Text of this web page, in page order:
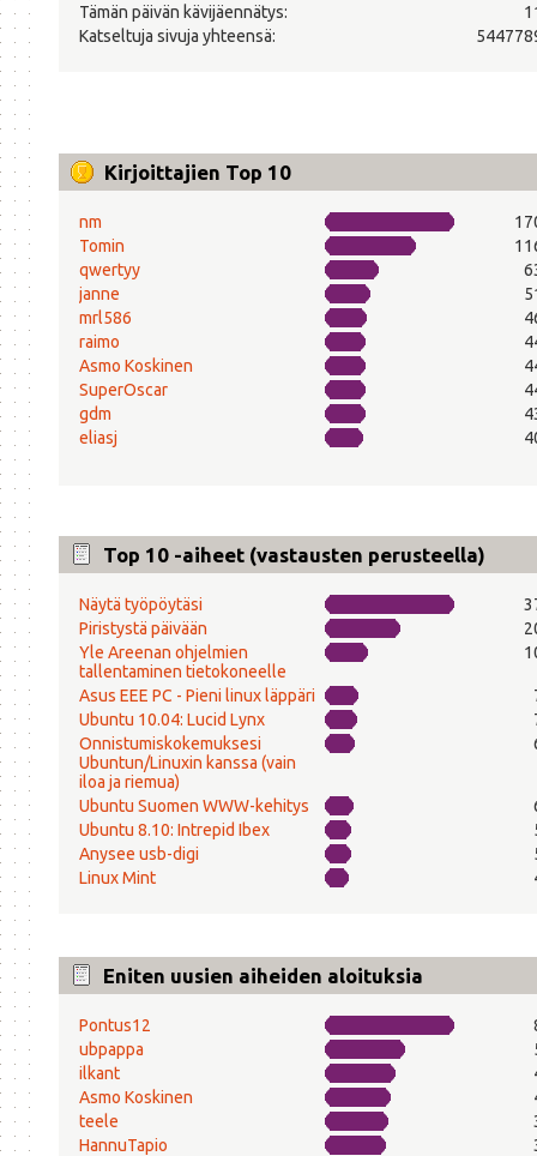
Tämän päivän kävijäennätys:
Katseltuja sivuja yhteensä:
Kirjoittajien Top 10
nm
Tomin
qwertyy
janne
mrl586
raimo
Asmo Koskinen
SuperOscar
gdm
eliasj
Top 10 -aiheet (vastausten perusteella)
Näytä työpöytäsi
Piristystä päivään
Yle Areenan ohjelmien
tallentaminen tietokoneelle
Asus EEE PC - Pieni linux läppäri
Ubuntu 10.04: Lucid Lynx
Onnistumiskokemuksesi
Ubuntun/Linuxin kanssa (vain
iloa ja riemua)
Ubuntu Suomen WWW-kehitys
Ubuntu 8.10: Intrepid Ibex
Anysee usb-digi
Linux Mint
Eniten uusien aiheiden aloituksia
Pontus12
ubpappa
ilkant
Asmo Koskinen
teele
HannuTapio